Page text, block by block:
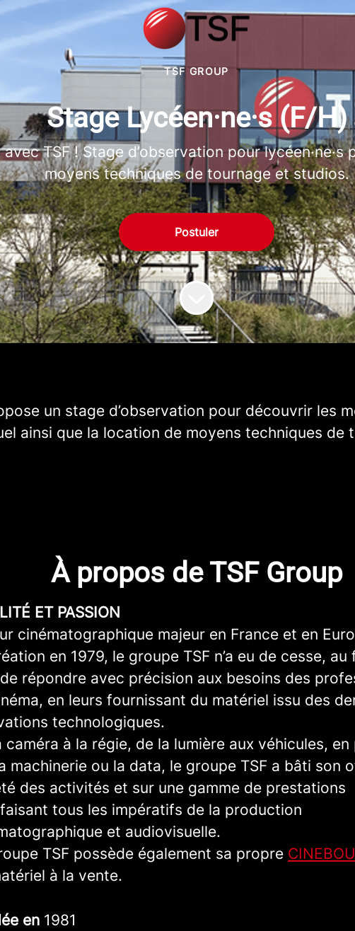
TSF GROUP
Stage Lycéen·ne·s (F/H)
TSF ! Stage d’observation pour
moyens techniques de tournage et studios.
Postuler
un stage d’observation pour découvrir les
ainsi que la location de moyens techniques de
À propos de TSF Group
ET PASSION
cinématographique majeur en France et en
en 1979, le groupe TSF n’a eu de cesse, au
répondre avec précision aux besoins des
en leurs fournissant du matériel issu des
technologiques.
caméra à la régie, de la lumière aux véhicules, en
machinerie ou la data, le groupe TSF a bâti son
des activités et sur une gamme de prestations
tous les impératifs de la production
et audiovisuelle.
TSF possède également sa propre
à la vente.
en 1981